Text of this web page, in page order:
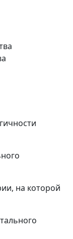
на которой